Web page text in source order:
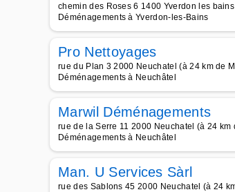
chemin des Roses 6 1400 Yverdon les
Déménagements à Yverdon-les-Bains
Pro Nettoyages
rue du Plan 3 2000 Neuchatel (à 24 km de
Déménagements à Neuchâtel
Marwil Déménagements
rue de la Serre 11 2000 Neuchatel (à 24 km
Déménagements à Neuchâtel
Man. U Services Sàrl
rue des Sablons 45 2000 Neuchatel (à 24